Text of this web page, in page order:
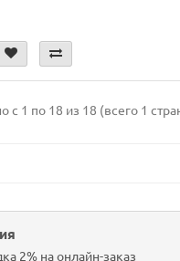
с 1 по 18 из 18 (всего 1
2% на онлайн-заказ